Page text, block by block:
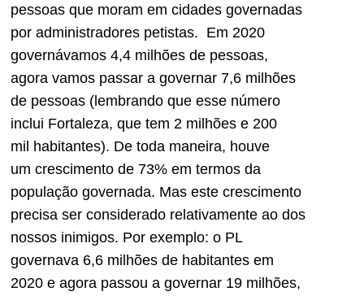
pessoas que moram em cidades governadas
por administradores petistas. Em 2020
governávamos 4,4 milhões de pessoas,
agora vamos passar a governar 7,6 milhões
de pessoas (lembrando que esse número
inclui Fortaleza, que tem 2 milhões e 200
mil habitantes). De toda maneira, houve
um crescimento de 73% em termos da
população governada. Mas este crescimento
precisa ser considerado relativamente ao dos
nossos inimigos. Por exemplo: o PL
governava 6,6 milhões de habitantes em
2020 e agora passou a governar 19 milhões,